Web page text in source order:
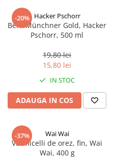
-20% Hacker Pschorr
Bere Münchner Gold, Hacker
Pschorr, 500 ml
19,80 lei
15,80 lei
IN STOC
ADAUGA IN COS
-37% Wai Wai
Vermicelli de orez, fin, Wai
Wai, 400 g